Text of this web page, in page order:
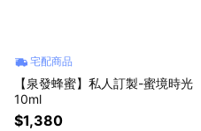
宅配商品
【泉發蜂蜜】私人訂製-蜜境時光
10ml
$1,380